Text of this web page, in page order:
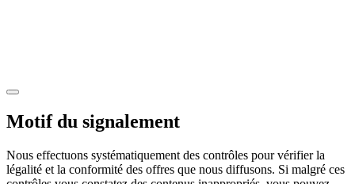
Motif du signalement
Nous effectuons systématiquement des contrôles pour vérifier la
légalité et la conformité des offres que nous diffusons. Si malgré ces